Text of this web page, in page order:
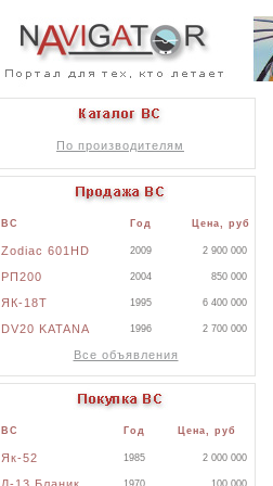
По производителям
ВС Год Цена, руб
Zodiac 601HD 2009 2 900 000
РП200 2004 850 000
ЯК-18Т 1995 6 400 000
DV20 KATANA 1996 2 700 000
Все объявления
ВС Год Цена, руб
Як-52 1985 2 000 000
1970 100 000